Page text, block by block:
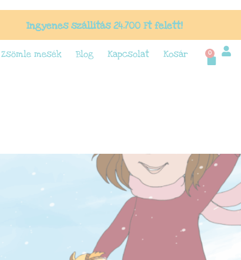
Ingyenes szállítás 24.700 Ft felett!
Zsömle mesék Blog Kapcsolat Kosár 0